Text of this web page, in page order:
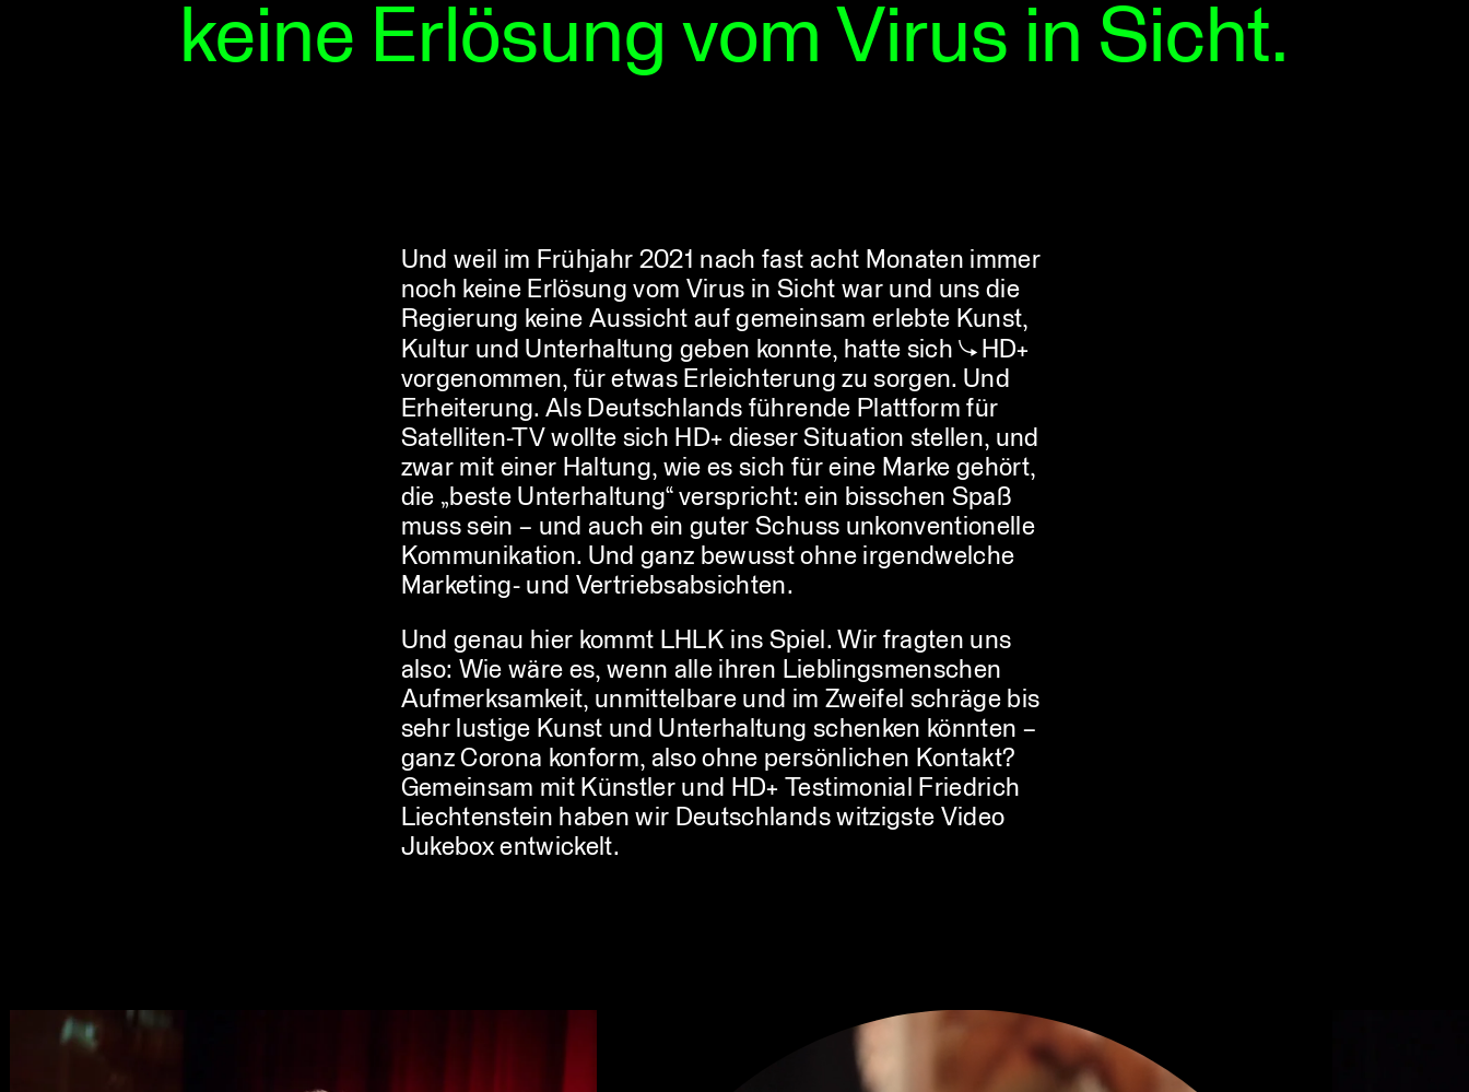
keine Erlösung vom Virus in Sicht.
Und weil im Frühjahr 2021 nach fast acht Monaten immer
noch keine Erlösung vom Virus in Sicht war und uns die
Regierung keine Aussicht auf gemeinsam erlebte Kunst,
Kultur und Unterhaltung geben konnte, hatte sich
HD+
vorgenommen, für etwas Erleichterung zu sorgen. Und
Erheiterung. Als Deutschlands führende Plattform für
Satelliten-TV wollte sich HD+ dieser Situation stellen, und
zwar mit einer Haltung, wie es sich für eine Marke gehört,
die „beste Unterhaltung“ verspricht: ein bisschen Spaß
muss sein – und auch ein guter Schuss unkonventionelle
Kommunikation. Und ganz bewusst ohne irgendwelche
Marketing- und Vertriebsabsichten.
Und genau hier kommt LHLK ins Spiel. Wir fragten uns
also: Wie wäre es, wenn alle ihren Lieblingsmenschen
Aufmerksamkeit, unmittelbare und im Zweifel schräge bis
sehr lustige Kunst und Unterhaltung schenken könnten –
ganz Corona konform, also ohne persönlichen Kontakt?
Gemeinsam mit Künstler und HD+ Testimonial Friedrich
Liechtenstein haben wir Deutschlands witzigste Video
Jukebox entwickelt.